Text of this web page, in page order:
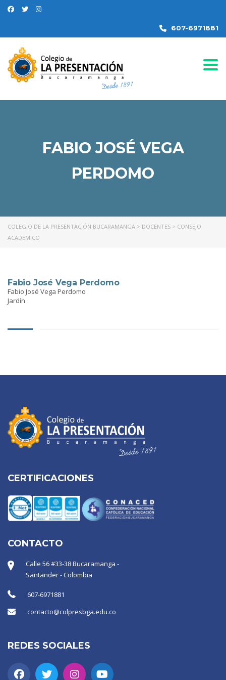
607-6971881
FABIO JOSÉ VEGA
PERDOMO
COLEGIO DE LA PRESENTACIÓN BUCARAMANGA > DOCENTES > CONSEJO
ACADEMICO
Fabio José Vega Perdomo
Fabio José Vega Perdomo
Jardín
CERTIFICACIONES
CONTACTO
Calle 56 #33-38 Bucaramanga -
Santander - Colombia
607-6971881
contacto@colpresbga.edu.co
REDES SOCIALES